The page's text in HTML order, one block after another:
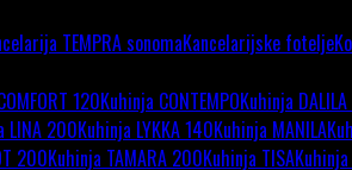
TEMPRA sonomaKancelarijske fotelje
120Kuhinja CONTEMPOKuhinja
LINA 200Kuhinja LYKKA 140Kuhinja MANILA
200Kuhinja TAMARA 200Kuhinja TISA